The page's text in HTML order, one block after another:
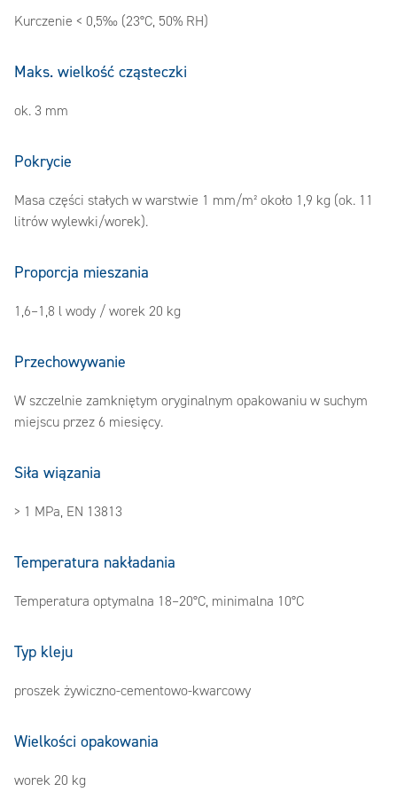
Kurczenie < 0,5‰ (23°C, 50% RH)
Maks. wielkość cząsteczki
ok. 3 mm
Pokrycie
Masa części stałych w warstwie 1 mm/m² około 1,9 kg (ok. 11
litrów wylewki/worek).
Proporcja mieszania
1,6–1,8 l wody / worek 20 kg
Przechowywanie
W szczelnie zamkniętym oryginalnym opakowaniu w suchym
miejscu przez 6 miesięcy.
Siła wiązania
> 1 MPa, EN 13813
Temperatura nakładania
Temperatura optymalna 18–20°C, minimalna 10°C
Typ kleju
proszek żywiczno-cementowo-kwarcowy
Wielkości opakowania
worek 20 kg